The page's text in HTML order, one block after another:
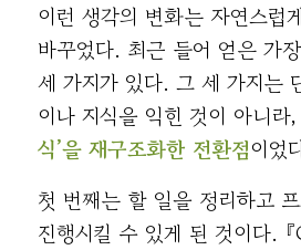
이런 생각의 변화는 자연스럽
바꾸었다. 최근 들어 얻은 가
세 가지가 있다. 그 세 가지는
이나 지식을 익힌 것이 아니라,
식’을 재구조화한 전환점이었
첫 번째는 할 일을 정리하고
진행시킬 수 있게 된 것이다.